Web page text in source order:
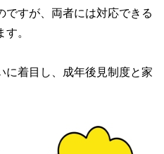
ですが、両者には対応できる
。
に着目し、成年後見制度と家